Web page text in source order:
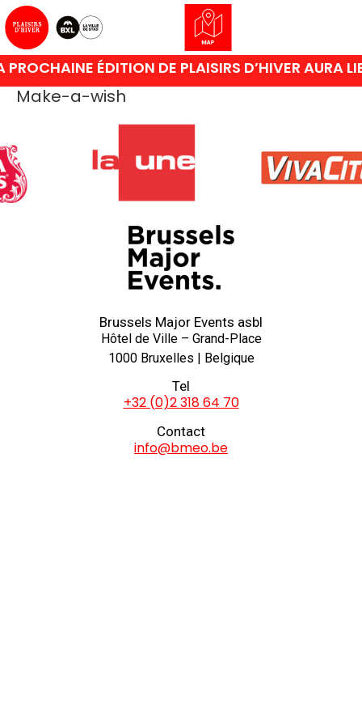
PROCHAINE ÉDITION DE PLAISIRS D’HIVER AURA
Make-a-wish
Brussels Major Events asbl
Hôtel de Ville – Grand-Place
1000 Bruxelles | Belgique
Tel
+32 (0)2 318 64 70
Contact
info@bmeo.be